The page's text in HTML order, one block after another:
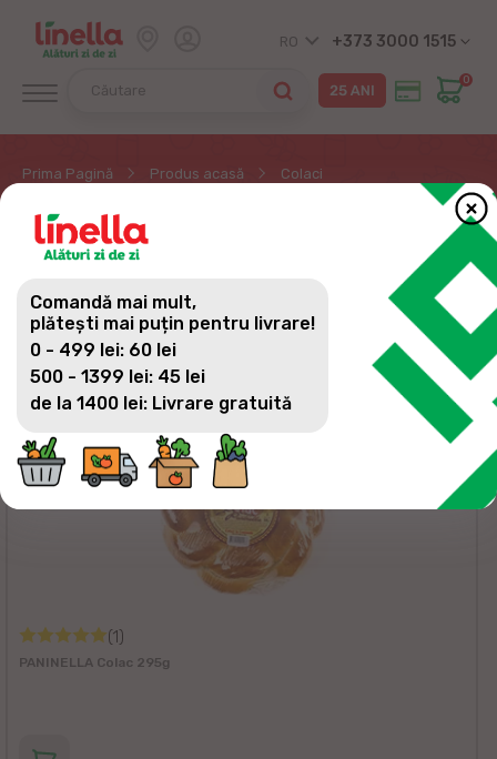
RO +373 3000 1515
0
Prima Pagină Produs acasă Colaci
COLACI
(1)
PANINELLA Colac 295g
Comandă mai mult,
plătești mai puțin pentru livrare!
0 - 499 lei: 60 lei
500 - 1399 lei: 45 lei
de la 1400 lei: Livrare gratuită